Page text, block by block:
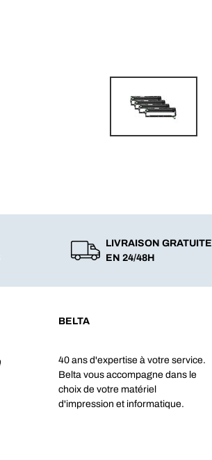
LIVRAISON GRATUITE
EN 24/48H
BELTA
40 ans d'expertise à votre service.
Belta vous accompagne dans le
choix de votre matériel
d'impression et informatique.